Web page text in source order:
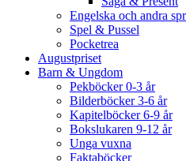
Engelska och andra
Spel & Pussel
Pocketrea
Augustpriset
Barn & Ungdom
Pekböcker 0-3 år
Bilderböcker 3-6 år
Kapitelböcker 6-9 år
Bokslukaren 9-12 år
Unga vuxna
Faktaböcker